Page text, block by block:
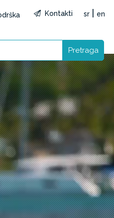
open stream: HTTP
Kontakti sr en
Pretraga